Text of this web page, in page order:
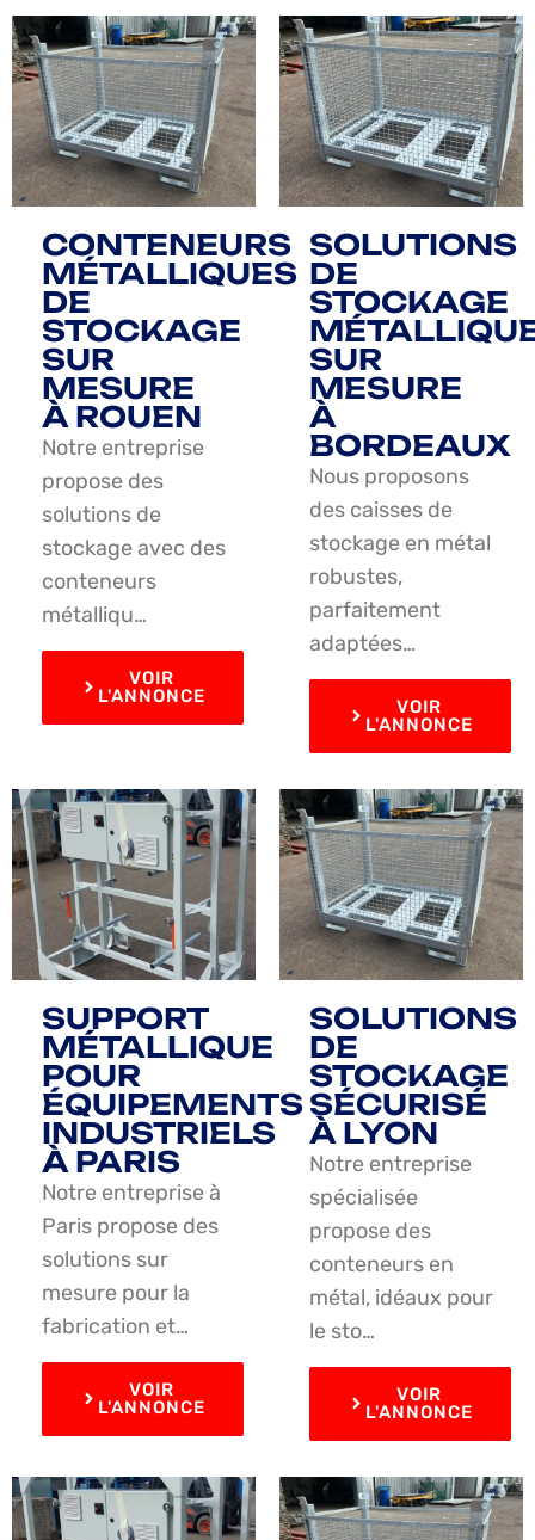
CONTENEURS
MÉTALLIQUES
DE
STOCKAGE
SUR
MESURE
À ROUEN
Notre entreprise
propose des
solutions de
stockage avec des
conteneurs
métalliqu…
VOIR
L'ANNONCE
SOLUTIONS
DE
STOCKAGE
SUR
MESURE
À
BORDEAUX
Nous proposons
des caisses de
stockage en métal
robustes,
parfaitement
adaptées…
VOIR
L'ANNONCE
SUPPORT
MÉTALLIQUE
POUR
ÉQUIPEMENTS
INDUSTRIELS
À PARIS
Notre entreprise à
Paris propose des
solutions sur
mesure pour la
fabrication et…
VOIR
L'ANNONCE
SOLUTIONS
DE
STOCKAGE
SÉCURISÉ
À LYON
Notre entreprise
spécialisée
propose des
conteneurs en
métal, idéaux pour
le sto…
VOIR
L'ANNONCE